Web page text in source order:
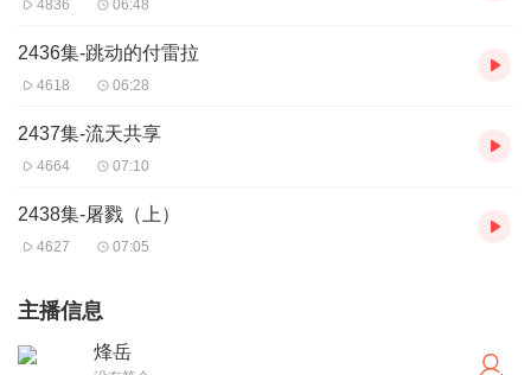
4836 06:48
2436集-跳动的付雷拉
4618 06:28
2437集-流天共享
4664 07:10
2438集-屠戮（上）
4627 07:05
主播信息
烽岳